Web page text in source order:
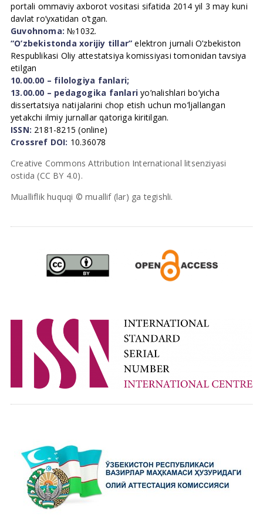
portali ommaviy axborot vositasi sifatida 2014 yil 3 may kuni
davlat ro’yxatidan o’tgan.
Guvohnoma: №1032.
“O’zbekistonda xorijiy tillar” elektron jurnali O’zbekiston
Respublikasi Oliy attestatsiya komissiyasi tomonidan tavsiya
etilgan
10.00.00 – filologiya fanlari;
13.00.00 – pedagogika fanlari yo’nalishlari bo’yicha
dissertatsiya natijalarini chop etish uchun mo’ljallangan
yetakchi ilmiy jurnallar qatoriga kiritilgan.
ISSN: 2181-8215 (online)
Crossref DOI: 10.36078
Creative Commons Attribution International litsenziyasi
ostida (CC BY 4.0).
Mualliflik huquqi © muallif (lar) ga tegishli.